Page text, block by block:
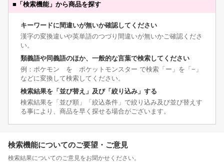
■ 「検索機能」から商品を探す
キーワードに間違いが無いか確認してください
漢字の変換違いや英単語のつづり間違いが無いかご確認くださ
い。
類義語や同義語のほか、一般的な言葉で検索してください
例：ポケモン を ポケットモンスター で検索「ー」を「−」
などに変換して検索してください。
検索結果を「並び替え」及び「絞り込み」する
検索結果を「並び順」「絞込条件」で絞り込み及び並び替えす
る事により、商品を早く探せる場合がございます。
検索機能についてのご要望・ご意見
検索結果についてのご意見をお聞かせください。